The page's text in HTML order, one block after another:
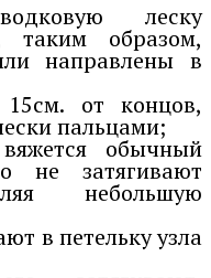
леску
таким образом,
направлены в
от концов,
пальцами;
обычный
не затягивают
небольшую
в петельку узла